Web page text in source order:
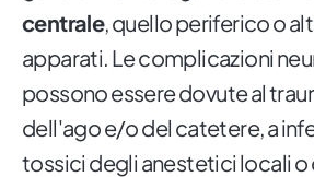
centrale, quello periferico o
apparati. Le complicazioni
possono essere dovute al
dell'ago e/o del catetere, a
tossici degli anestetici locali o